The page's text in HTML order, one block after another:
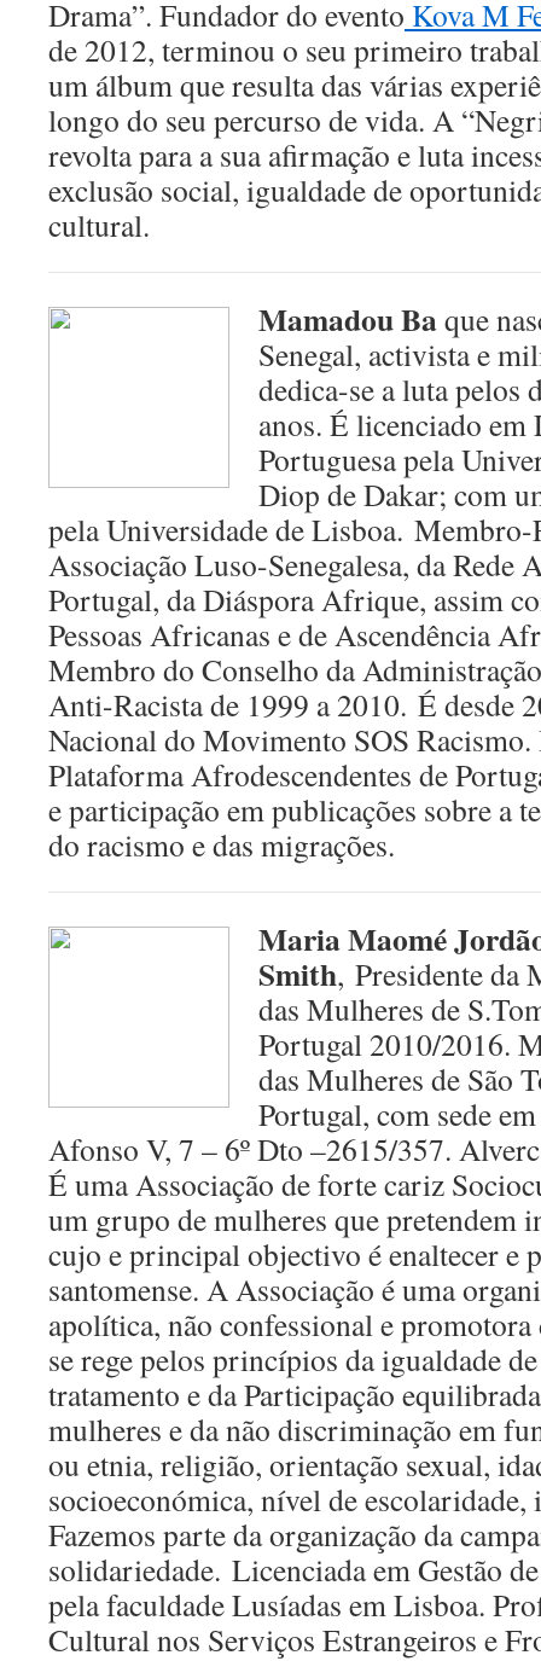
Drama”. Fundador do evento Kova M
de 2012, terminou o seu primeiro
um álbum que resulta das várias
longo do seu percurso de vida. A
revolta para a sua afirmação e luta
exclusão social, igualdade de
cultural.
Mamadou Baque
Senegal, activista e
dedica-se a luta pelos
anos. É licenciado
Portuguesa pela
Diop de Dakar; com
pela Universidade de Lisboa. Membro-
Associação Luso-Senegalesa, da Rede
Portugal, da Diáspora Afrique, assim
Pessoas Africanas e de Ascendência
Membro do Conselho da
Anti-Racista de 1999 a 2010. É desde
Nacional do Movimento SOS
Plataforma Afrodescendentes de
e participação em publicações sobre a
do racismo e das migrações.
Maria Maomé
Smith, Presidente da
das Mulheres de
Portugal 2010/2016.
das Mulheres de São
Portugal, com sede
Afonso V, 7 – 6º Dto –2615/357.
É uma Associação de forte cariz
um grupo de mulheres que pretendem
cujo e principal objectivo é enaltecer e
santomense. A Associação é uma
apolítica, não confessional e
se rege pelos princípios da igualdade
tratamento e da Participação
mulheres e da não discriminação em
ou etnia, religião, orientação sexual,
socioeconómica, nível de
Fazemos parte da organização da
solidariedade. Licenciada em Gestão
pela faculdade Lusíadas em Lisboa.
Cultural nos Serviços Estrangeiros e